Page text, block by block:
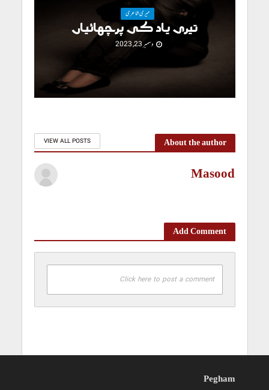
میری شاعری
تیری یاد کی پرچھائیاں
دسمبر 23, 2023
About the author
VIEW ALL POSTS
Masood
Add Comment
Click here to post a comment
Pegham